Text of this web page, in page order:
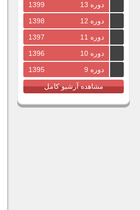
دوره 13
1399
دوره 12
1398
دوره 11
1397
دوره 10
1396
دوره 9
1395
مشاهده آرشیو کامل